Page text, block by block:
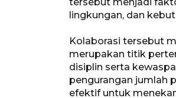
tersebut menjadi
lingkungan, dan
Kolaborasi tersebut
merupakan titik
disiplin serta
pengurangan jumlah
efektif untuk